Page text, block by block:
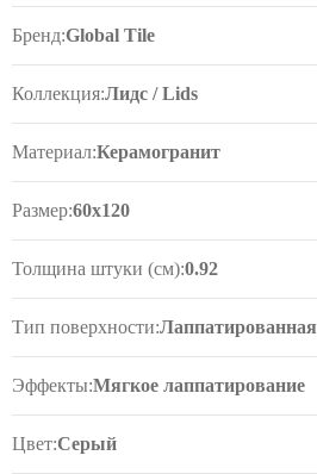
Бренд:Global Tile
Коллекция:Лидс / Lids
Материал:Керамогранит
Размер:60x120
Толщина штуки (см):0.92
Тип поверхности:Лаппатированная
Эффекты:Мягкое лаппатирование
Цвет:Серый